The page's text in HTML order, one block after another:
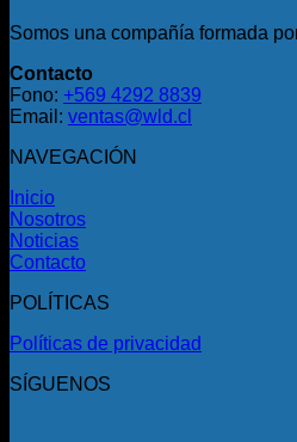
Somos una compañía formada
Contacto
Fono: +569 4292 8839
Email: ventas@wld.cl
NAVEGACIÓN
Inicio
Nosotros
Noticias
Contacto
POLÍTICAS
Políticas de privacidad
SÍGUENOS